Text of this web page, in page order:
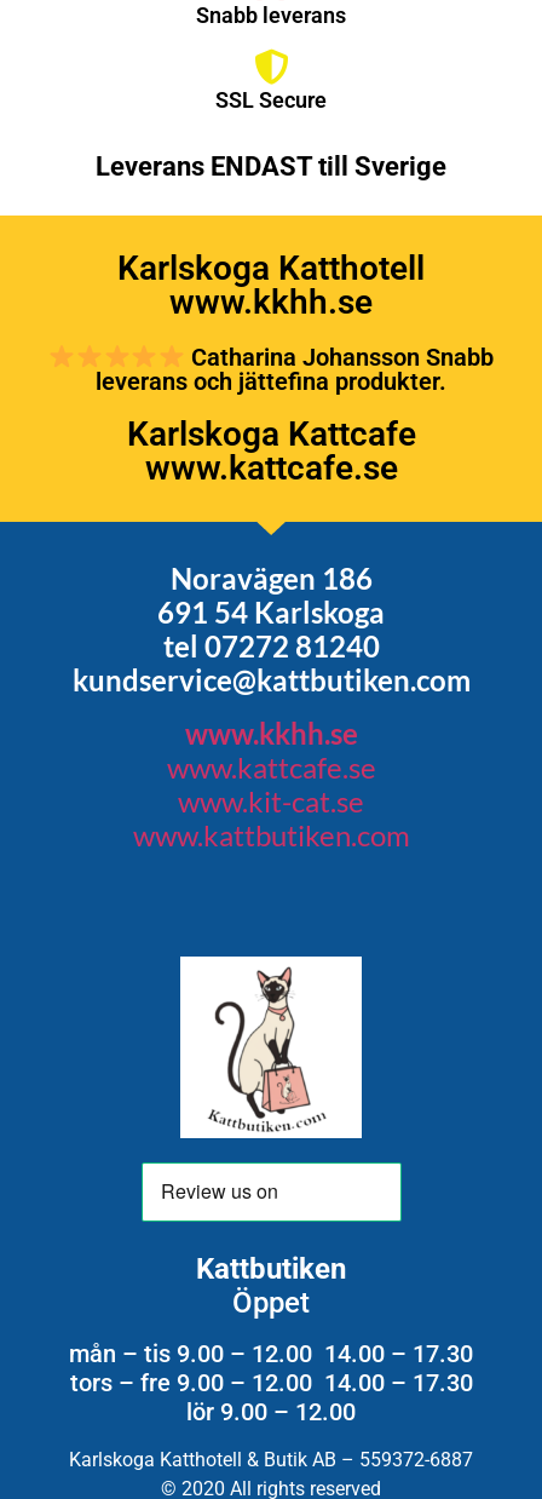
Snabb leverans
SSL Secure
Leverans ENDAST till Sverige
Karlskoga Katthotell
www.kkhh.se
Catharina Johansson Snabb
leverans och jättefina produkter.
Karlskoga Kattcafe
www.kattcafe.se
Noravägen 186
691 54 Karlskoga
tel 07272 81240
kundservice@kattbutiken.com
www.kkhh.se
www.kattcafe.se
www.kit-cat.se
www.kattbutiken.com
Kattbutiken
Öppet
mån – tis 9.00 – 12.00 14.00 – 17.30
tors – fre 9.00 – 12.00 14.00 – 17.30
lör 9.00 – 12.00
Karlskoga Katthotell & Butik AB – 559372-6887
© 2020 All rights reserved